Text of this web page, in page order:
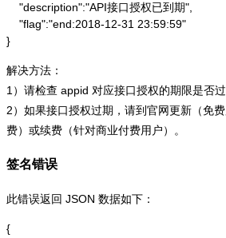
    "description":"API接口授权已到期",
    "flag":"end:2018-12-31 23:59:59"
}
解决方法：
1）请检查 appid 对应接口授权的期限是否过
2）如果接口授权过期，请到官网更新（免
费）或续费（针对商业付费用户）。
签名错误
此错误返回 JSON 数据如下：
{